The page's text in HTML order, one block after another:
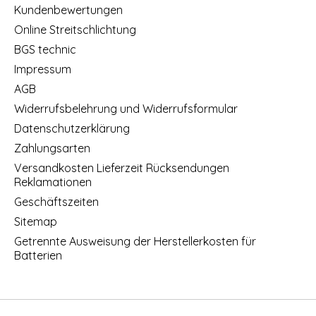
Kundenbewertungen
Online Streitschlichtung
BGS technic
Impressum
AGB
Widerrufsbelehrung und Widerrufsformular
Datenschutzerklärung
Zahlungsarten
Versandkosten Lieferzeit Rücksendungen
Reklamationen
Geschäftszeiten
Sitemap
Getrennte Ausweisung der Herstellerkosten für
Batterien